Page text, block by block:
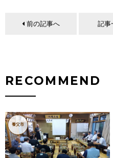
前の記事へ 記事
RECOMMEND
養父市